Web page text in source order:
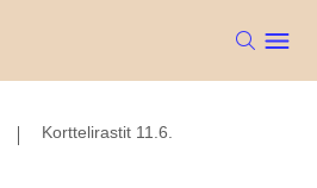
Korttelirastit 11.6.